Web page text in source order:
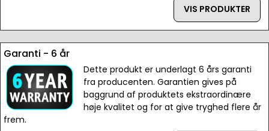
VIS PRODUKTER
Garanti - 6 år
Dette produkt er underlagt 6 års garanti
fra producenten. Garantien gives på
baggrund af produktets ekstraordinære
høje kvalitet og for at give tryghed flere år
frem.